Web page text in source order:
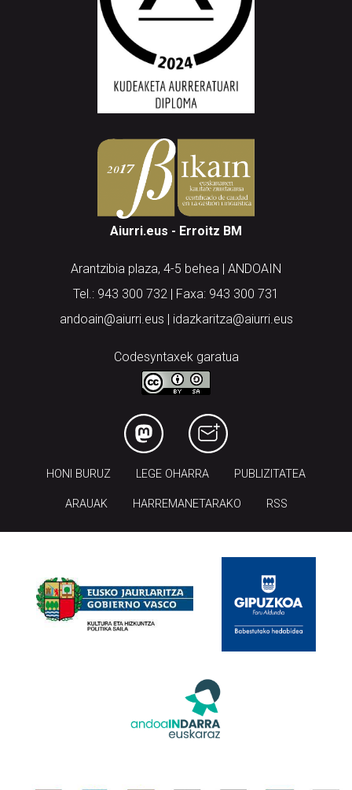
Aiurri.eus - Erroitz BM
Arantzibia plaza, 4-5 behea | ANDOAIN
Tel.: 943 300 732 | Faxa: 943 300 731
andoain@aiurri.eus | idazkaritza@aiurri.eus
Codesyntaxek garatua
HONI BURUZ LEGE OHARRA PUBLIZITATEA
ARAUAK HARREMANETARAKO RSS